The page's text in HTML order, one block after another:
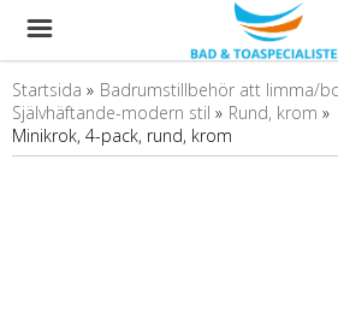
Startsida » Badrumstillbehör att limma/
Självhäftande-modern stil » Rund, krom »
Minikrok, 4-pack, rund, krom